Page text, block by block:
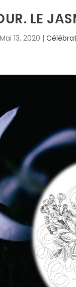
LE
Mai 13, 2020 |